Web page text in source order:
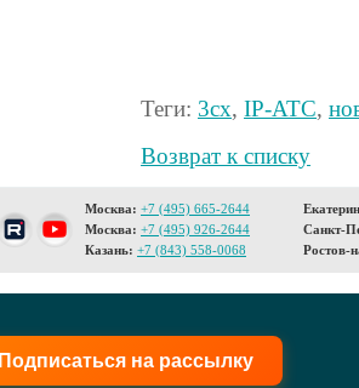
Теги: 3cx, IP-АТС,
Возврат к списку
Москва: +7 (495) 665-2644
Москва: +7 (495) 926-2644
Казань: +7 (843) 558-0068
Санкт-
Ростов-
Подписаться на рассылку